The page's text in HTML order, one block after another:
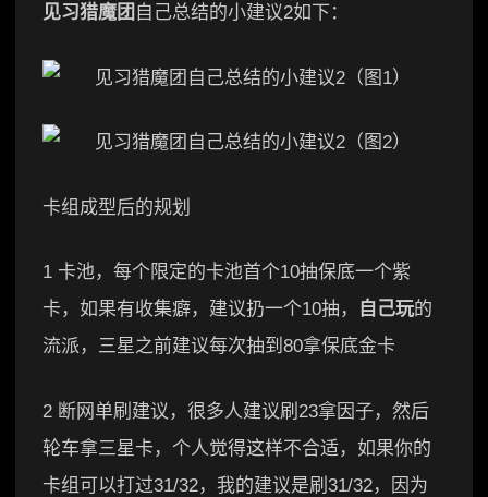
见习猎魔团 自己总结的小建议2如下：
卡组成型后的规划
1 卡池，每个限定的卡池首个10抽保底一个紫
卡，如果有收集癖，建议扔一个10抽，
自己玩的
流派，三星之前建议每次抽到80拿保底金卡
2 断网单刷建议，很多人建议刷23拿因子，然后
轮车拿三星卡，个人觉得这样不合适，如果你的
卡组可以打过31/32，我的建议是刷31/32，因为